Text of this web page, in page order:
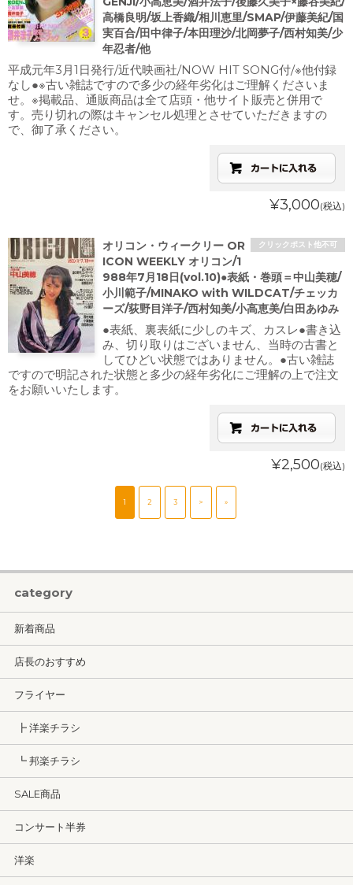
高橋良明/坂上香織/相川恵里/SMAP/伊藤美紀/国
実百合/田中律子/本田理沙/北岡夢子/西村知美/少
年忍者/他
平成元年3月1日発行/近代映画社/NOW HIT SONG付/※他付録
なし●※古い雑誌ですので多少の経年劣化はご理解くださいま
せ。※掲載品、通販商品は全て店頭・他サイト販売と併用で
す。売り切れの際はキャンセル処理とさせていただきますの
で、御了承ください。
¥3,000(税込)
クリックポスト他不可
オリコン・ウィークリー OR
ICON WEEKLY オリコン/1
988年7月18日(vol.10)●表紙・巻頭＝中山美穂/
小川範子/MINAKO with WILDCAT/チェッカ
ーズ/荻野目洋子/西村知美/小高恵美/白田あゆみ
●表紙、裏表紙に少しのキズ、カスレ●書き込
み、切り取りはございません、当時の古書と
してひどい状態ではありません。●古い雑誌
ですので明記された状態と多少の経年劣化にご理解の上で注文
をお願いいたします。
¥2,500(税込)
1 2 3 > »
category
新着商品
店長のおすすめ
フライヤー
┣ 洋楽チラシ
┗ 邦楽チラシ
SALE商品
コンサート半券
洋楽